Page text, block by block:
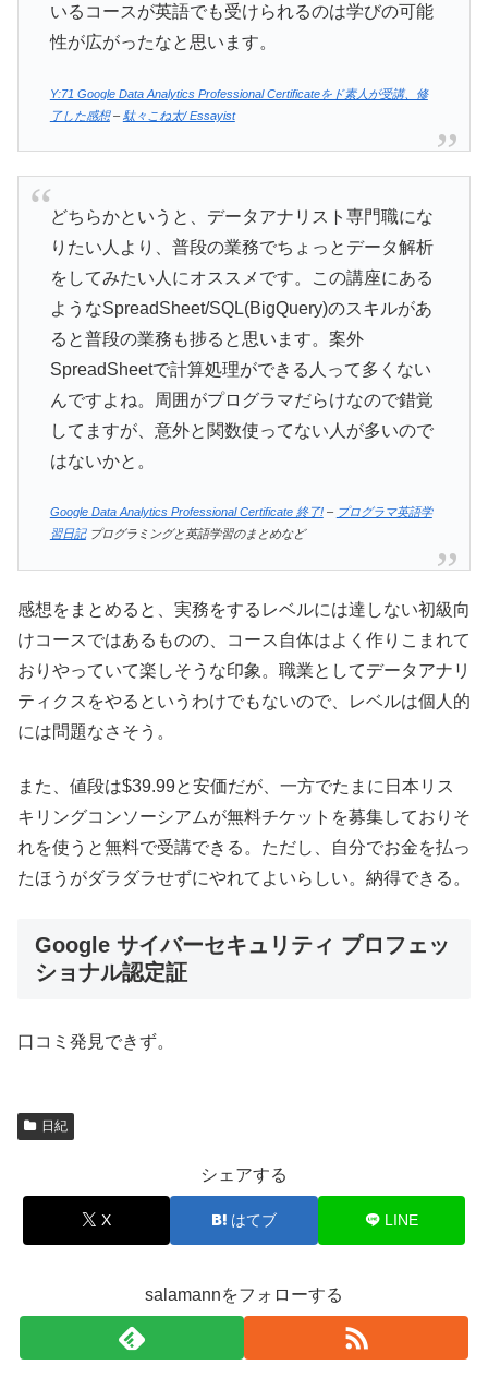
いるコースが英語でも受けられるのは学びの可能
性が広がったなと思います。
Y:71 Google Data Analytics Professional Certificateをド素人が受講、修
了した感想– 駄々こね太/ Essayist
どちらかというと、データアナリスト専門職にな
りたい人より、普段の業務でちょっとデータ解析
をしてみたい人にオススメです。この講座にある
ようなSpreadSheet/SQL(BigQuery)のスキルがあ
ると普段の業務も捗ると思います。案外
SpreadSheetで計算処理ができる人って多くない
んですよね。周囲がプログラマだらけなので錯覚
してますが、意外と関数使ってない人が多いので
はないかと。
Google Data Analytics Professional Certificate 終了!– プログラマ英語学
習日記プログラミングと英語学習のまとめなど
感想をまとめると、実務をするレベルには達しない初級向
けコースではあるものの、コース自体はよく作りこまれて
おりやっていて楽しそうな印象。職業としてデータアナリ
ティクスをやるというわけでもないので、レベルは個人的
には問題なさそう。
また、値段は$39.99と安価だが、一方でたまに日本リス
キリングコンソーシアムが無料チケットを募集しておりそ
れを使うと無料で受講できる。ただし、自分でお金を払っ
たほうがダラダラせずにやれてよいらしい。納得できる。
Google サイバーセキュリティ プロフェッ
ショナル認定証
口コミ発見できず。
日紀
シェアする
X はてブ LINE
salamannをフォローする